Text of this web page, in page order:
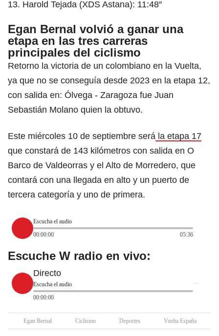
13. Harold Tejada (XDS Astana): 11:48″
Egan Bernal volvió a ganar una
etapa en las tres carreras
principales del ciclismo
Retorno la victoria de un colombiano en la Vuelta,
ya que no se conseguía desde 2023 en la etapa 12,
con salida en: Ólvega - Zaragoza fue Juan
Sebastián Molano quien la obtuvo.
Este miércoles 10 de septiembre será la etapa 17
que constará de 143 kilómetros con salida en O
Barco de Valdeorras y el Alto de Morredero, que
contará con una llegada en alto y un puerto de
tercera categoría y uno de primera.
Escucha el audio
00:00:00
05:36
Escuche W radio en vivo:
Directo
Escucha el audio
00:00:00
Egan Bernal Ciclismo Deportes Vuelta España